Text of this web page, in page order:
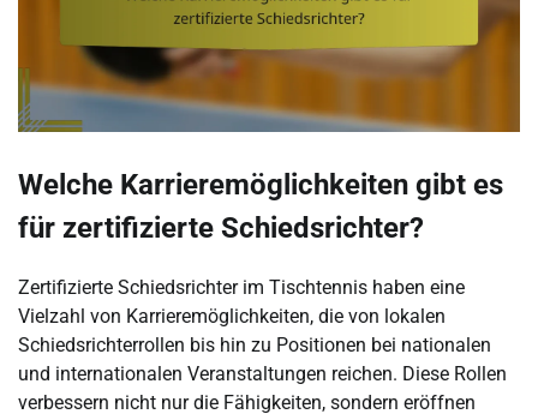
Welche Karrieremöglichkeiten gibt es
für zertifizierte Schiedsrichter?
Zertifizierte Schiedsrichter im Tischtennis haben eine
Vielzahl von Karrieremöglichkeiten, die von lokalen
Schiedsrichterrollen bis hin zu Positionen bei nationalen
und internationalen Veranstaltungen reichen. Diese Rollen
verbessern nicht nur die Fähigkeiten, sondern eröffnen